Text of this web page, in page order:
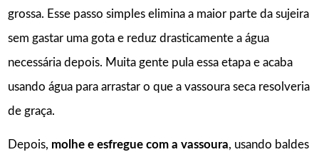
grossa. Esse passo simples elimina a maior parte da sujeira
sem gastar uma gota e reduz drasticamente a água
necessária depois. Muita gente pula essa etapa e acaba
usando água para arrastar o que a vassoura seca resolveria
de graça.
Depois, molhe e esfregue com a vassoura, usando baldes